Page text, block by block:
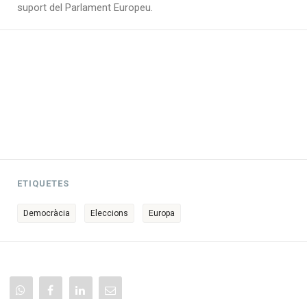
suport del Parlament Europeu.
ETIQUETES
Democràcia Eleccions Europa